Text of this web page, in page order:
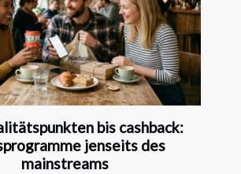
bis cashback:
jenseits des
mainstreams